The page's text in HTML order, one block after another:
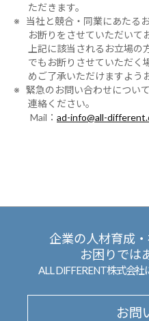
ただきます。
※ 当社と競合・同業にあたる
お断りをさせていただいて
上記に該当されるお立場の
でもお断りさせていただく
めご了承いただけますよう
※ 緊急のお問い合わせについ
連絡ください。
Mail： ad-info@all-
企業の人材育成・
お困りでは
ALL DIFFERENT株式会社
お問